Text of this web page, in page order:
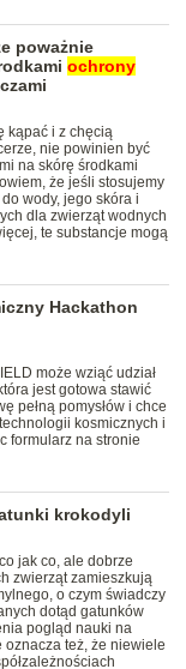
poważnie
ochrony
kąpać i z chęcią
nie powinien być
na skórę środkami
że jeśli stosujemy
wody, jego skóra i
dla zwierząt wodnych
te substancje mogą
Hackathon
może wziąć udział
jest gotowa stawić
pełną pomysłów i chce
kosmicznych i
formularz na stronie
krokodyli
jak co, ale dobrze
zwierząt zamieszkują
o czym świadczy
dotąd gatunków
pogląd nauki na
też, że niewiele